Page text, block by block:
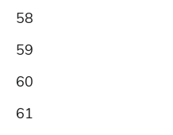
58
59
60
61